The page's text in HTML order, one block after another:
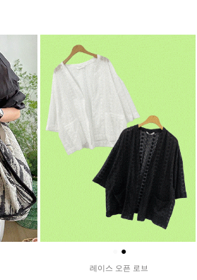
●
레이스 오픈 로브